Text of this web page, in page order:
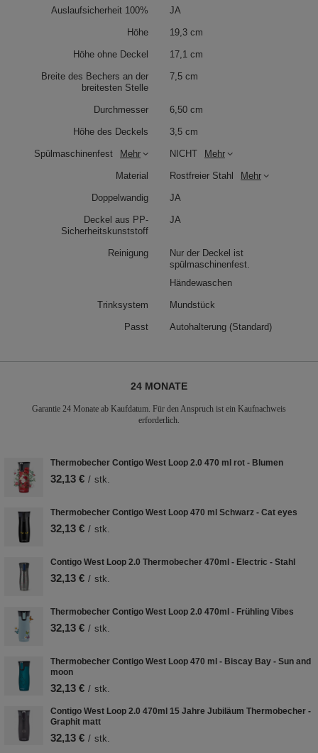
Auslaufsicherheit 100% JA
Höhe 19,3 cm
Höhe ohne Deckel 17,1 cm
Breite des Bechers an der
breitesten Stelle
7,5 cm
Durchmesser 6,50 cm
Höhe des Deckels 3,5 cm
Spülmaschinenfest Mehr NICHT Mehr
Material Rostfreier Stahl Mehr
Doppelwandig JA
Deckel aus PP-
Sicherheitskunststoff
JA
Reinigung
Nur der Deckel ist
spülmaschinenfest.
Händewaschen
Trinksystem Mundstück
Passt Autohalterung (Standard)
24 MONATE
Garantie 24 Monate ab Kaufdatum. Für den Anspruch ist ein Kaufnachweis
erforderlich.
Thermobecher Contigo West Loop 2.0 470 ml rot - Blumen
32,13 € / stk.
Thermobecher Contigo West Loop 470 ml Schwarz - Cat eyes
32,13 € / stk.
Contigo West Loop 2.0 Thermobecher 470ml - Electric - Stahl
32,13 € / stk.
Thermobecher Contigo West Loop 2.0 470ml - Frühling Vibes
32,13 € / stk.
Thermobecher Contigo West Loop 470 ml - Biscay Bay - Sun and
moon
32,13 € / stk.
Contigo West Loop 2.0 470ml 15 Jahre Jubiläum Thermobecher -
Graphit matt
32,13 € / stk.